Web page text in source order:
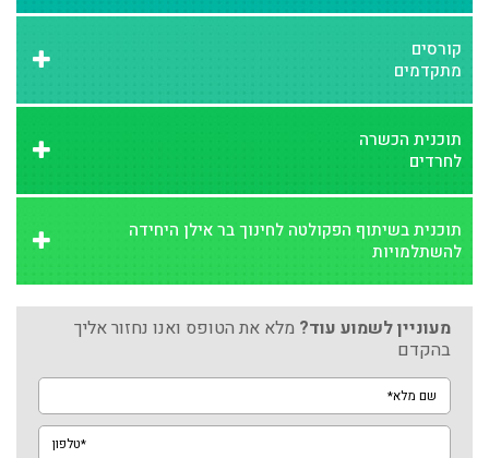
קורסים
מתקדמים
תוכנית הכשרה
לחרדים
תוכנית בשיתוף הפקולטה לחינוך בר אילן היחידה
להשתלמויות
מעוניין לשמוע עוד? מלא את הטופס ואנו נחזור אליך
בהקדם
שם
מלא*
טלפון*